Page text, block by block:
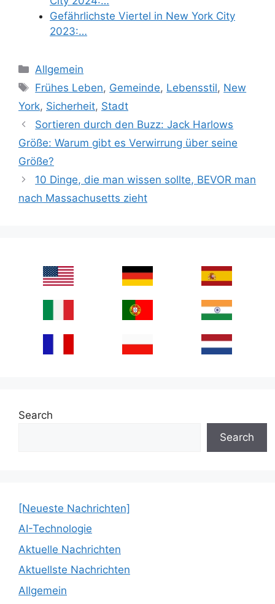
Gefährlichste Viertel in New York City
2023:…
Categories
Allgemein
Tags
Frühes Leben, Gemeinde, Lebensstil, New
York, Sicherheit, Stadt
Sortieren durch den Buzz: Jack Harlows
Größe: Warum gibt es Verwirrung über seine
Größe?
10 Dinge, die man wissen sollte, BEVOR man
nach Massachusetts zieht
Search
Search
[Neueste Nachrichten]
AI-Technologie
Aktuelle Nachrichten
Aktuellste Nachrichten
Allgemein